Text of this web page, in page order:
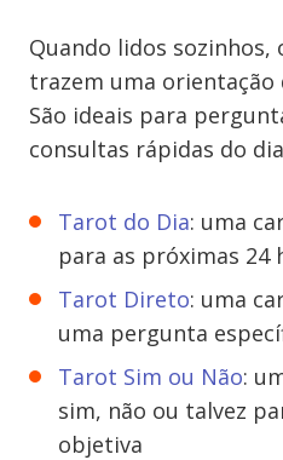
Quando lidos sozinhos,
trazem uma orientação
São ideais para
consultas rápidas do
Tarot do Dia: uma
para as próximas 24
Tarot Direto: uma
uma pergunta
Tarot Sim ou Não:
sim, não ou talvez
objetiva